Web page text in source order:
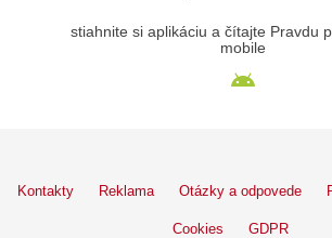
stiahnite si aplikáciu a čítajte Pravdu
mobile
Kontakty Reklama Otázky a odpovede
Cookies GDPR